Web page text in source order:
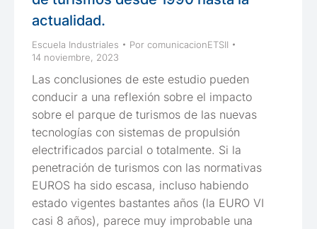
actualidad.
Escuela Industriales Por comunicacionETSII
14 noviembre, 2023
Las conclusiones de este estudio pueden
conducir a una reflexión sobre el impacto
sobre el parque de turismos de las nuevas
tecnologías con sistemas de propulsión
electrificados parcial o totalmente. Si la
penetración de turismos con las normativas
EUROS ha sido escasa, incluso habiendo
estado vigentes bastantes años (la EURO VI
casi 8 años), parece muy improbable una